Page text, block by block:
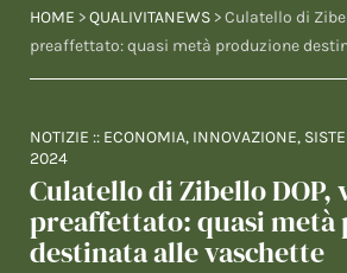
HOME >QUALIVITANEWS > Culatello di
preaffettato: quasi metà produzione
NOTIZIE :: ECONOMIA, INNOVAZIONE,
2024
Culatello di Zibello DOP,
preaffettato: quasi metà
destinata alle vaschette